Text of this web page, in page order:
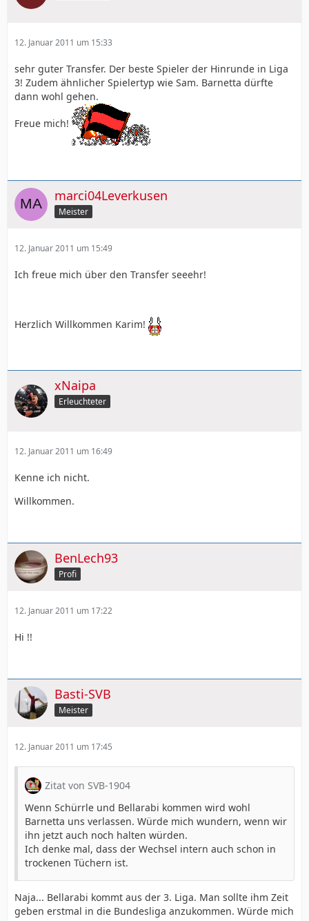
12. Januar 2011 um 15:33
sehr guter Transfer. Der beste Spieler der Hinrunde in Liga
3! Zudem ähnlicher Spielertyp wie Sam. Barnetta dürfte
dann wohl gehen.
Freue mich!
marci04Leverkusen
Meister
12. Januar 2011 um 15:49
Ich freue mich über den Transfer seeehr!
Herzlich Willkommen Karim!
xNaipa
Erleuchteter
12. Januar 2011 um 16:49
Kenne ich nicht.
Willkommen.
BenLech93
Profi
12. Januar 2011 um 17:22
Hi !!
Basti-SVB
Meister
12. Januar 2011 um 17:45
Zitat von SVB-1904
Wenn Schürrle und Bellarabi kommen wird wohl
Barnetta uns verlassen. Würde mich wundern, wenn wir
ihn jetzt auch noch halten würden.
Ich denke mal, dass der Wechsel intern auch schon in
trockenen Tüchern ist.
Naja... Bellarabi kommt aus der 3. Liga. Man sollte ihm Zeit
geben erstmal in die Bundesliga anzukommen. Würde mich